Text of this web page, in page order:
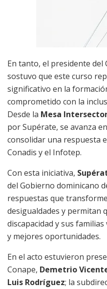
En tanto, el presidente del
sostuvo que este curso
significativo en la
comprometido con la
Desde la Mesa
por Supérate, se avanza
consolidar una respuesta
Conadis y el Infotep.
Con esta iniciativa,
del Gobierno dominicano
respuestas que
desigualdades y permitan
discapacidad y sus
y mejores oportunidades.
En el acto estuvieron
Conape, Demetrio
Luis Rodríguez; la